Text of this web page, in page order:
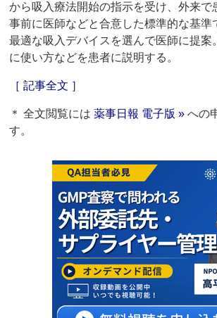
から吸入療法開始の指示を受け、外来で
事前に医師などと合意した標準的な基準
最適な吸入デバイスを選んで医師に提案
に使い方などを患者に説明する。
［ 記事全文 ］
＊ 全文閲覧には薬事日報 電子版 » への
す。